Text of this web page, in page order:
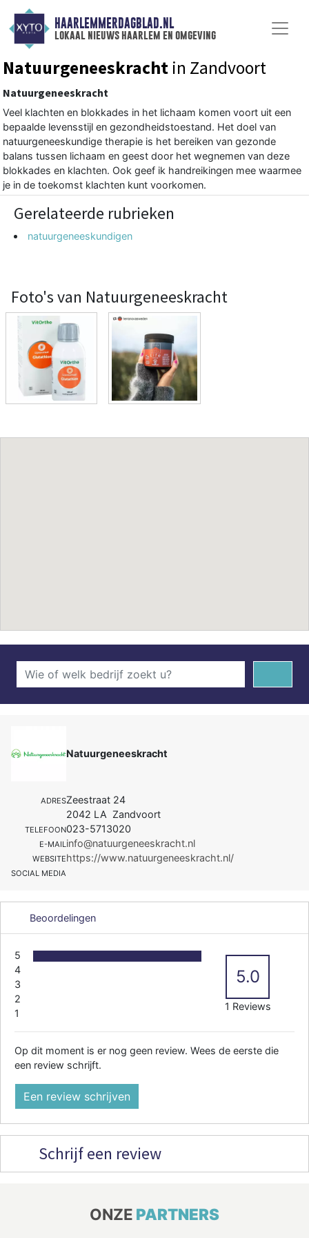
HAARLEMMERDAGBLAD.NL
lokaal nieuws haarlem en omgeving
Natuurgeneeskracht in Zandvoort
Natuurgeneeskracht
Veel klachten en blokkades in het lichaam komen voort uit een
bepaalde levensstijl en gezondheidstoestand. Het doel van
natuurgeneeskundige therapie is het bereiken van gezonde
balans tussen lichaam en geest door het wegnemen van deze
blokkades en klachten. Ook geef ik handreikingen mee waarmee
je in de toekomst klachten kunt voorkomen.
Gerelateerde rubrieken
natuurgeneeskundigen
Foto's van Natuurgeneeskracht
Natuurgeneeskracht
ADRESZeestraat 24
2042 LA Zandvoort
TELEFOON023-5713020
E-MAILinfo@natuurgeneeskracht.nl
WEBSITEhttps://www.natuurgeneeskracht.nl/
SOCIAL MEDIA
Beoordelingen
5
4
3
2
1
5.0
1 Reviews
Op dit moment is er nog geen review. Wees de eerste die
een review schrijft.
Een review schrijven
Schrijf een review
ONZE PARTNERS